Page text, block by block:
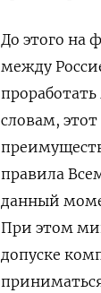
До этого на
между
словам,
правила
данный
При этом
допуске